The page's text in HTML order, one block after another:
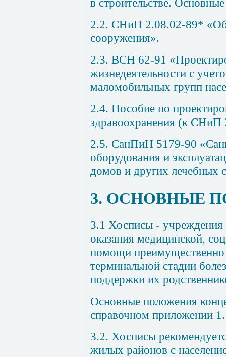
2.2. СНиП 2.08.02-89*
сооружения».
2.3. ВСН 62-91
жизнедеятельности с
маломобильных групп
2.4. Пособие по
здравоохранения (к
2.5. СанПиН 5179-90
оборудования и
домов и других лечебных
3. ОСНОВНЫЕ
3.1 Хосписы - учреждения
оказания медицинской,
помощи
терминальной стадии
поддержки их
Основные положения
справочном приложении 1.
3.2. Хосписы
жилых районов с